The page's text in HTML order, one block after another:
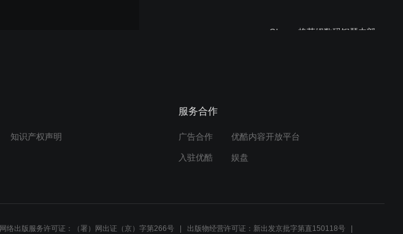
Glamor格莱姆数码钢琴内部
知识产权声明
服务合作
广告合作 优酷内容开放平台
入驻优酷 娱盘
网络出版服务许可证：（署）网出证（京）字第266号 出版物经营许可证：新出发京批字第直150118号